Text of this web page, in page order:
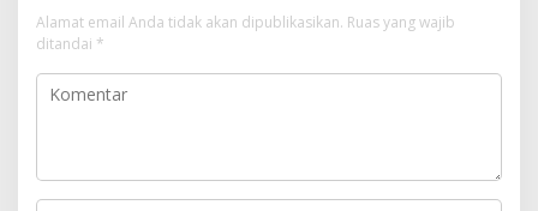
Alamat email Anda tidak akan dipublikasikan. Ruas yang wajib
ditandai *